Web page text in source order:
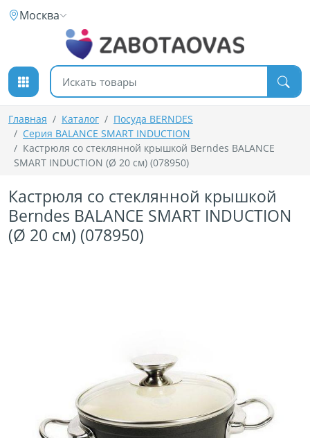
К содержимому
Москва
Поиск товаров
Главная Каталог
Посуда BERNDES
Серия BALANCE SMART INDUCTION
Кастрюля со стеклянной крышкой Berndes BALANCE
SMART INDUCTION (Ø 20 см) (078950)
Кастрюля со стеклянной крышкой
Berndes BALANCE SMART INDUCTION
(Ø 20 см) (078950)